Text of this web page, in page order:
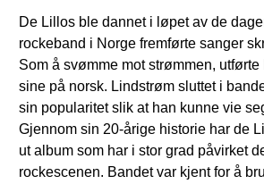
De Lillos ble dannet i løpet av de
rockeband i Norge fremførte sanger
Som å svømme mot strømmen,
sine på norsk. Lindstrøm sluttet i
sin popularitet slik at han kunne vie
Gjennom sin 20-årige historie har de
ut album som har i stor grad påvirket
rockescenen. Bandet var kjent for å